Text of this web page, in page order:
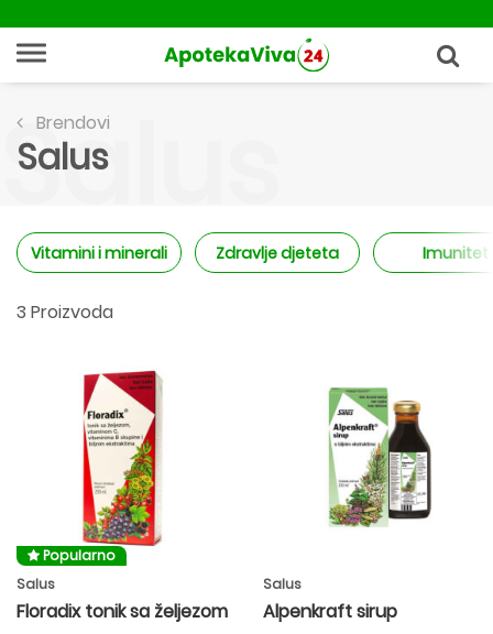
Brendovi
Salus
Salus
Vitamini i minerali Zdravlje djeteta Imunitet
3 Proizvoda
Popularno
Salus
Floradix tonik sa željezom
Salus
Alpenkraft sirup